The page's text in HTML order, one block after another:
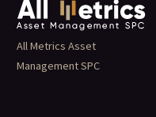
All Metrics Asset
Management SPC